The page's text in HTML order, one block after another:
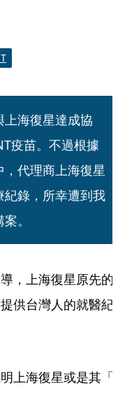
海復星達成協
疫苗。不過根據
，代理商上海復星
錄，所幸遭到我
。
，上海復星原先的
供台灣人的就醫紀
上海復星或是其「